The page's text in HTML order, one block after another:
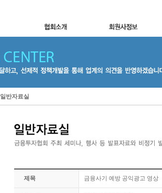
일반자료실
제목 금융사기 예방 공익광고 영상